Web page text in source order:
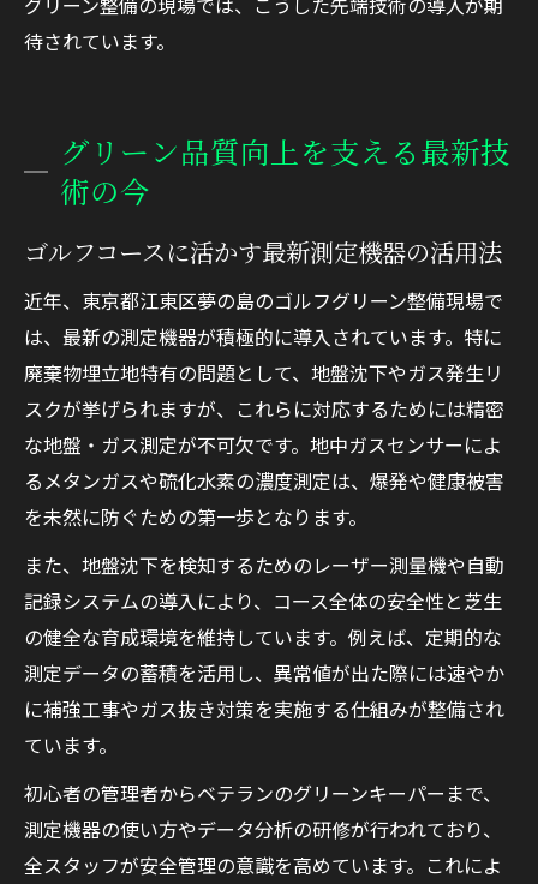
待されています。
グリーン品質向上を支える最新技
術の今
ゴルフコースに活かす最新測定機器の活用法
近年、東京都江東区夢の島のゴルフグリーン整備現場で
は、最新の測定機器が積極的に導入されています。特に
廃棄物埋立地特有の問題として、地盤沈下やガス発生リ
スクが挙げられますが、これらに対応するためには精密
な地盤・ガス測定が不可欠です。地中ガスセンサーによ
るメタンガスや硫化水素の濃度測定は、爆発や健康被害
を未然に防ぐための第一歩となります。
また、地盤沈下を検知するためのレーザー測量機や自動
記録システムの導入により、コース全体の安全性と芝生
の健全な育成環境を維持しています。例えば、定期的な
測定データの蓄積を活用し、異常値が出た際には速やか
に補強工事やガス抜き対策を実施する仕組みが整備され
ています。
初心者の管理者からベテランのグリーンキーパーまで、
測定機器の使い方やデータ分析の研修が行われており、
全スタッフが安全管理の意識を高めています。これによ